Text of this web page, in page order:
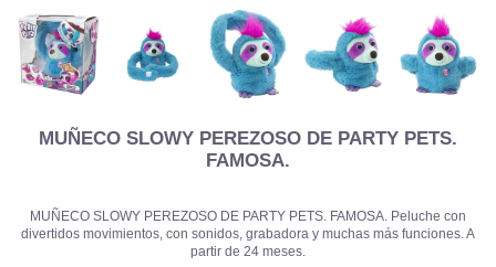
MUÑECO SLOWY PEREZOSO DE PARTY PETS.
FAMOSA.
MUÑECO SLOWY PEREZOSO DE PARTY PETS. FAMOSA. Peluche con
divertidos movimientos, con sonidos, grabadora y muchas más funciones. A
partir de 24 meses.